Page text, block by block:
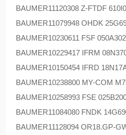
BAUMER11120308 Z-FTDF
BAUMER11079948 OHDK
BAUMER10230611 FSF
BAUMER10229417 IFRM
BAUMER10150454 IFRD
BAUMER10238800 MY-COM
BAUMER10258993 FSE
BAUMER11084080 FNDK
BAUMER11128094 OR18.GP-